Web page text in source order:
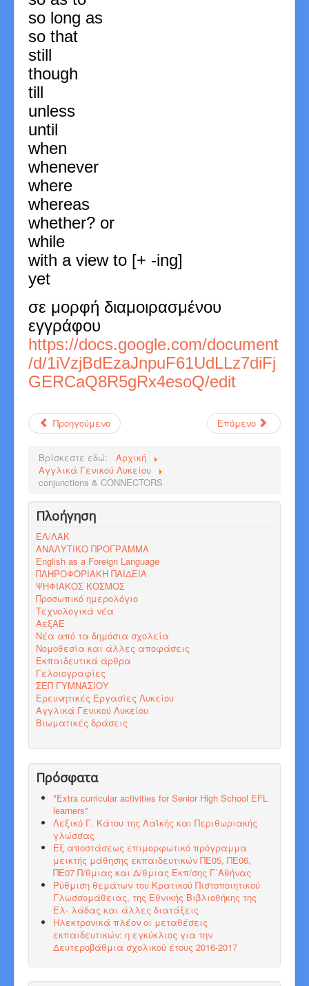
so long as
so that
still
though
till
unless
until
when
whenever
where
whereas
whether? or
while
with a view to [+ -ing]
yet
σε μορφή διαμοιρασμένου
εγγράφου
https://docs.google.com/document
/d/1iVzjBdEzaJnpuF61UdLLz7diFj
GERCaQ8R5gRx4esoQ/edit
Προηγούμενο Επόμενο
Βρίσκεστε εδώ:
Αρχική
Αγγλικά Γενικού Λυκείου
conjunctions & CONNECTORS
Πλοήγηση
ΕΛ/ΛΑΚ
ΑΝΑΛΥΤΙΚΟ ΠΡΟΓΡΑΜΜΑ
English as a Foreign Language
ΠΛΗΡΟΦΟΡΙΑΚΗ ΠΑΙΔΕΙΑ
ΨΗΦΙΑΚΟΣ ΚΟΣΜΟΣ
Προσωπικό ημερολόγιο
Τεχνολογικά νέα
ΑεξΑΕ
Νέα από τα δημόσια σχολεία
Νομοθεσία και άλλες αποφάσεις
Εκπαιδευτικά άρθρα
Γελοιογραφίες
ΣΕΠ ΓΥΜΝΑΣΙΟΥ
Ερευνητικές Εργασίες Λυκείου
Αγγλικά Γενικού Λυκείου
Βιωματικές δράσεις
Πρόσφατα
"Εxtra curricular activities for Senior High School EFL
learners"
Λεξικό Γ. Κάτου της Λαϊκής και Περιθωριακής
γλώσσας
Εξ αποστάσεως επιμορφωτικό πρόγραμμα
μεικτής μάθησης εκπαιδευτικών ΠΕ05, ΠΕ06,
ΠΕ07 Π/θμιας και Δ/θμιας Εκπ/σης Γ΄Αθήνας
Ρύθμιση θεμάτων του Κρατικού Πιστοποιητικού
Γλωσσομάθειας, της Εθνικής Βιβλιοθήκης της
Ελ- λάδας και άλλες διατάξεις
Ηλεκτρονικά πλέον οι μεταθέσεις
εκπαιδευτικών: η εγκύκλιος για την
Δευτεροβάθμια σχολικού έτους 2016-2017